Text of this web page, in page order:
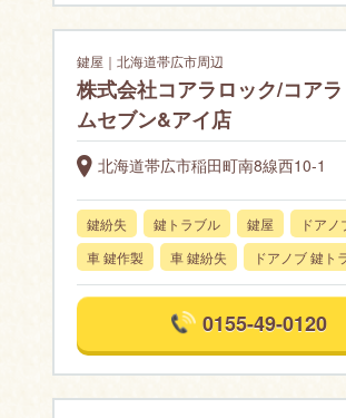
鍵屋｜北海道帯広市周辺
株式会社コアラロック/コア
ムセブン&アイ店
北海道帯広市稲田町南8線西10-1
鍵紛失 鍵トラブル 鍵屋
ドア
車 鍵作製
車 鍵紛失 ドアノブ 鍵ト
0155-49-0120